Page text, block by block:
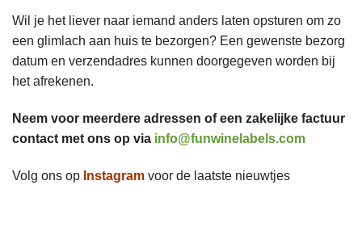
Wil je het liever naar iemand anders laten opsturen om zo
een glimlach aan huis te bezorgen? Een gewenste bezorg
datum en verzendadres kunnen doorgegeven worden bij
het afrekenen.
Neem voor meerdere adressen of een zakelijke factuur
contact met ons op via info@funwinelabels.com
Volg ons op Instagram voor de laatste nieuwtjes